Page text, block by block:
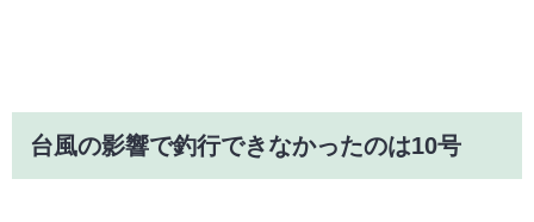
台風の影響で釣行できなかったのは10号